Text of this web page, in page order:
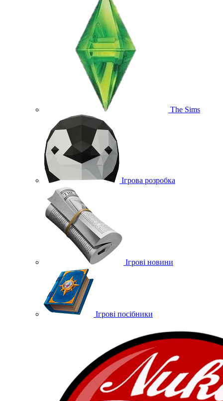
The Sims
Ігрова розробка
Ігрові новини
Ігрові посібники